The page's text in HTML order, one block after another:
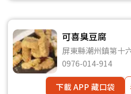
可喜臭豆腐
屏東縣潮州鎮第十
內）
0976-014-914
下載 APP 藏口袋